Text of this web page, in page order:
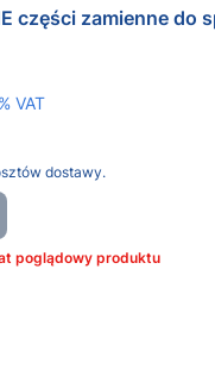
części zamienne do
VAT
dostawy.
poglądowy produktu